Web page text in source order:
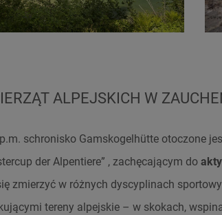
ALPEJSKICH W
schronisko Gamskogelhütte otoczone
der Alpentiere” , zachęcającym do
zmierzyć w różnych dyscyplinach
tereny alpejskie – w skokach,